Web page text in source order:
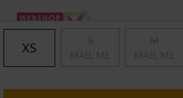
XS
Algemene voorwaarden